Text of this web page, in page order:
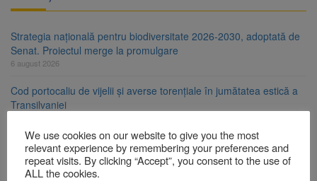
Strategia națională pentru biodiversitate 2026-2030, adoptată de
Senat. Proiectul merge la promulgare
6 august 2026
Cod portocaliu de vijelii și averse torențiale în jumătatea estică a
Transilvaniei
Bărbat din Victoria, reținut după ce și-ar fi agresat soția de două
ori în câteva zile
6 august 2026
We use cookies on our website to give you the most
relevant experience by remembering your preferences and
repeat visits. By clicking “Accept”, you consent to the use of
ALL the cookies.